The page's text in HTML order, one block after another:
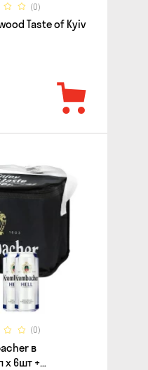
(0)
Taste of Kyiv
(0)
в
х 6шт +